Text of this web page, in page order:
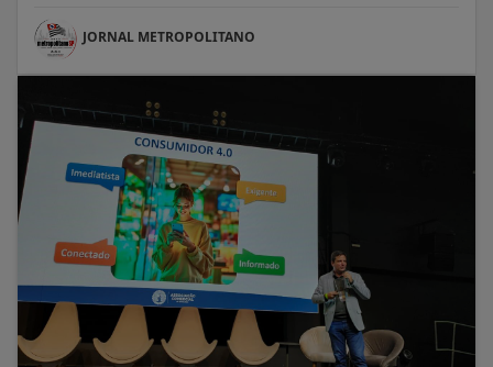
JORNAL METROPOLITANO